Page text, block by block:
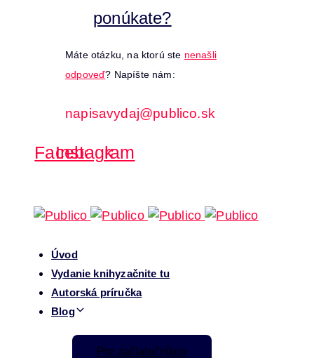
ponúkate?
Máte otázku, na ktorú ste nenašli
odpoveď? Napíšte nám:
napisavydaj@publico.sk
Facebook
Instagram
Úvod
Vydanie knihyzačnite tu
Autorská príručka
Blog
Pre začiatočníkov